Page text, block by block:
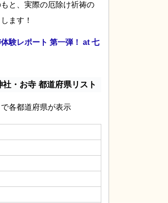
と、実際の厄除け祈祷の
ます！
体験レポート 第一弾！ at 七
・お寺 都道府県リスト
各都道府県が表示